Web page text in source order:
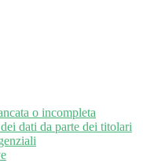
o incompleta
dati da parte dei titolari